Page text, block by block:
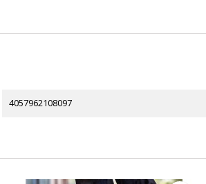
4057962108097